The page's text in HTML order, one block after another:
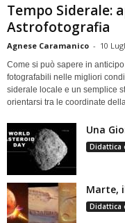
Tempo Siderale:
Astrofotografia
Agnese Caramanico - 10
Come si può sapere in
fotografabili nelle migliori
siderale locale e un semplice
orientarsi tra le coordinate
Una
Didattica
Marte,
Didattica